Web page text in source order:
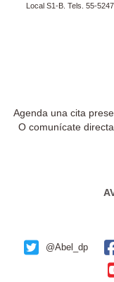
Local S1-B. Tels. 55-
Agenda una cita
O comunícate
@Abel_dp